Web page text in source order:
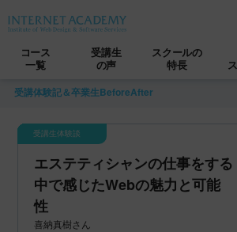
コース
一覧
受講生
の声
スクールの
特長
受講体験記＆卒業生BeforeAfter
エステティシャンの仕事をする
中で感じたWebの魅力と可能
性
喜納真樹さん